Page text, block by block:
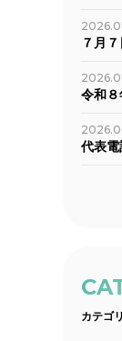
７月
令和
代表
カテゴ